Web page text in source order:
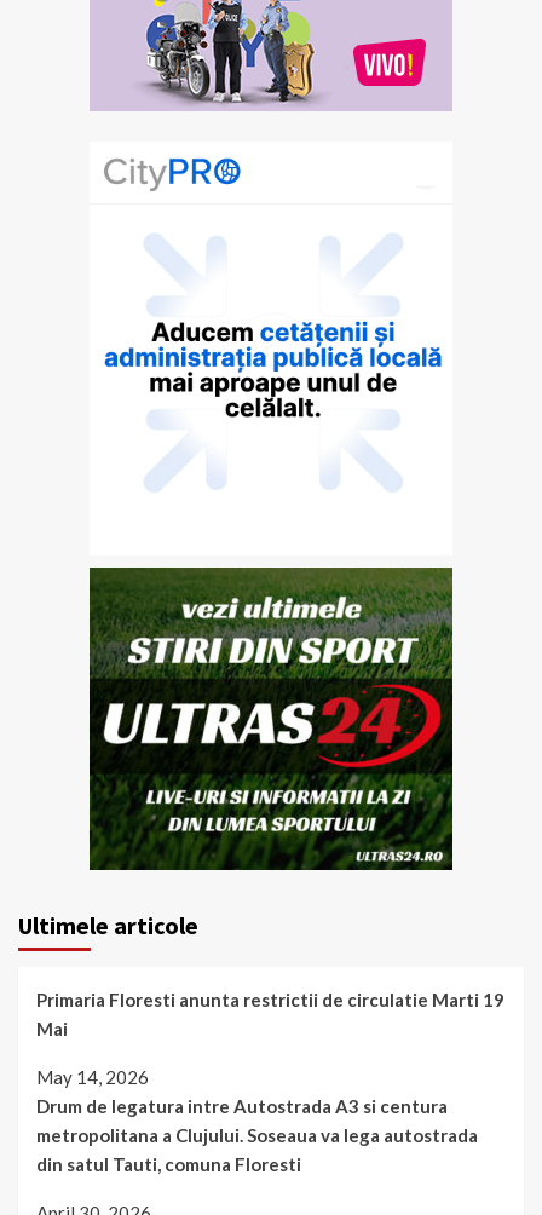
Ultimele articole
Primaria Floresti anunta restrictii de circulatie Marti 19
Mai
May 14, 2026
Drum de legatura intre Autostrada A3 si centura
metropolitana a Clujului. Soseaua va lega autostrada
din satul Tauti, comuna Floresti